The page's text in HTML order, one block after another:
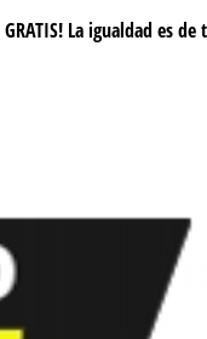
GRATIS! La igualdad es de